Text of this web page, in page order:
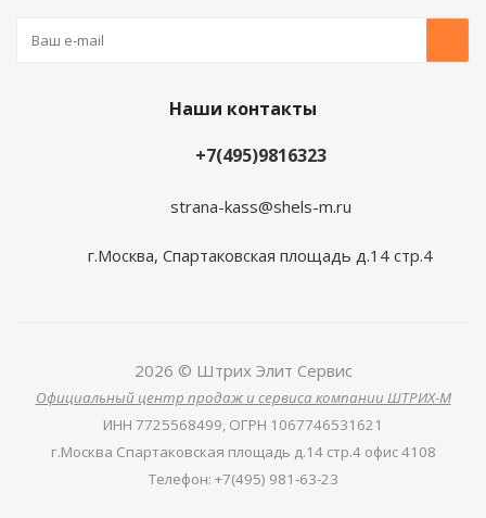
Наши контакты
+7(495)9816323
strana-kass@shels-m.ru
г.Москва, Спартаковская площадь д.14 стр.4
2026 © Штрих Элит Сервис
Официальный центр продаж и сервиса компании ШТРИХ-М
ИНН 7725568499, ОГРН 1067746531621
г.Москва Спартаковская площадь д.14 стр.4 офис 4108
Телефон: +7(495) 981-63-23